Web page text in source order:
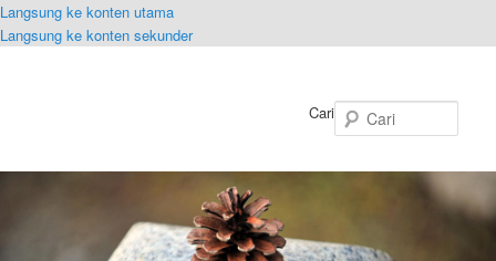
Langsung ke konten utama
Langsung ke konten sekunder
Cari